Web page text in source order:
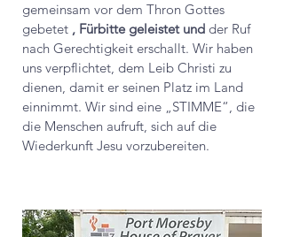
gemeinsam vor dem Thron Gottes
gebetet , Fürbitte geleistet und der Ruf
nach Gerechtigkeit erschallt. Wir haben
uns verpflichtet, dem Leib Christi zu
dienen, damit er seinen Platz im Land
einnimmt. Wir sind eine „STIMME“, die
die Menschen aufruft, sich auf die
Wiederkunft Jesu vorzubereiten.